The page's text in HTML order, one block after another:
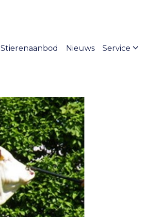
Stierenaanbod Nieuws Service